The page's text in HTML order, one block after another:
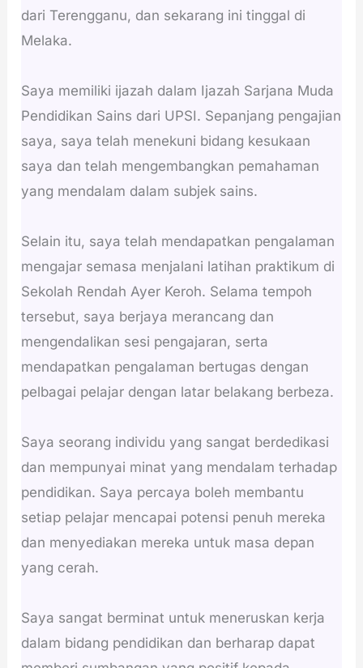
dari Terengganu, dan sekarang ini tinggal di
Melaka.
Saya memiliki ijazah dalam Ijazah Sarjana Muda
Pendidikan Sains dari UPSI. Sepanjang pengajian
saya, saya telah menekuni bidang kesukaan
saya dan telah mengembangkan pemahaman
yang mendalam dalam subjek sains.
Selain itu, saya telah mendapatkan pengalaman
mengajar semasa menjalani latihan praktikum di
Sekolah Rendah Ayer Keroh. Selama tempoh
tersebut, saya berjaya merancang dan
mengendalikan sesi pengajaran, serta
mendapatkan pengalaman bertugas dengan
pelbagai pelajar dengan latar belakang berbeza.
Saya seorang individu yang sangat berdedikasi
dan mempunyai minat yang mendalam terhadap
pendidikan. Saya percaya boleh membantu
setiap pelajar mencapai potensi penuh mereka
dan menyediakan mereka untuk masa depan
yang cerah.
Saya sangat berminat untuk meneruskan kerja
dalam bidang pendidikan dan berharap dapat